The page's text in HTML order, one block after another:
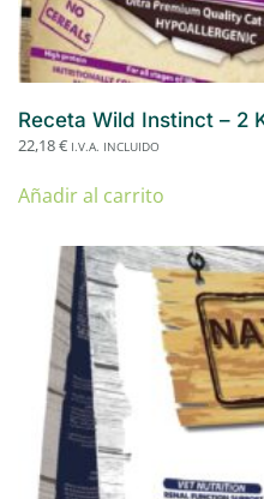
Receta Wild Instinct – 2
22,18€ I.V.A. INCLUIDO
Añadir al carrito